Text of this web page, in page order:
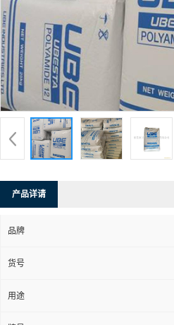
产品详请
品牌
货号
用途